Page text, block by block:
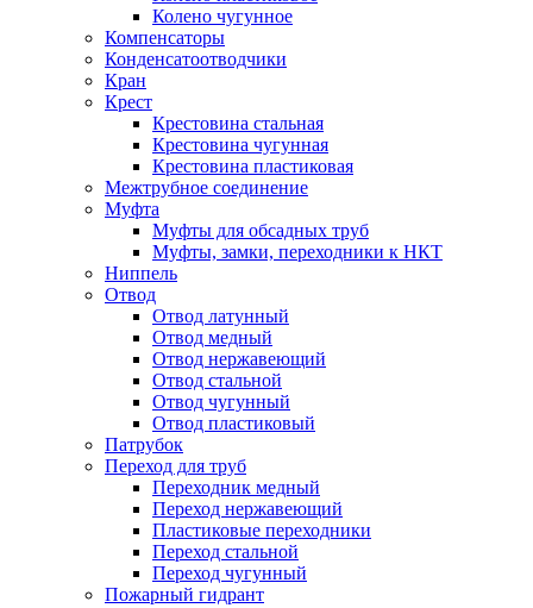
Колено чугунное
Компенсаторы
Конденсатоотводчики
Кран
Крест
Крестовина стальная
Крестовина чугунная
Крестовина пластиковая
Межтрубное соединение
Муфта
Муфты для обсадных труб
Муфты, замки, переходники к НКТ
Ниппель
Отвод
Отвод латунный
Отвод медный
Отвод нержавеющий
Отвод стальной
Отвод чугунный
Отвод пластиковый
Патрубок
Переход для труб
Переходник медный
Переход нержавеющий
Пластиковые переходники
Переход стальной
Переход чугунный
Пожарный гидрант